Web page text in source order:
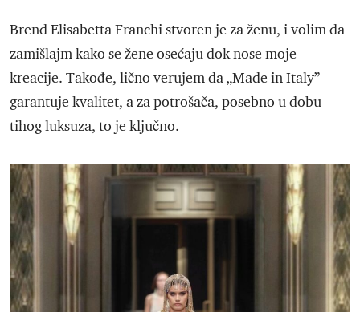
Brend Elisabetta Franchi stvoren je za ženu, i volim da
zamišlajm kako se žene osećaju dok nose moje
kreacije. Takođe, lično verujem da „Made in Italy”
garantuje kvalitet, a za potrošača, posebno u dobu
tihog luksuza, to je ključno.